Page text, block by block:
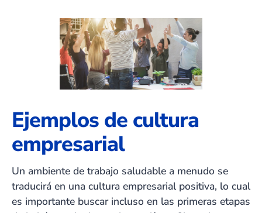
Ejemplos de cultura
empresarial
Un ambiente de trabajo saludable a menudo se
traducirá en una cultura empresarial positiva, lo cual
es importante buscar incluso en las primeras etapas